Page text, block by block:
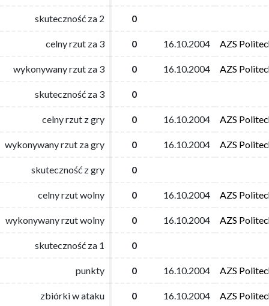
skuteczność za 2 0
celny rzut za 3 0 16.10.2004 AZS
wykonywany rzut za 3 0 16.10.2004 AZS
skuteczność za 3 0
celny rzut z gry 0 16.10.2004 AZS
wykonywany rzut za gry 0 16.10.2004 AZS
skuteczność z gry 0
celny rzut wolny 0 16.10.2004 AZS
wykonywany rzut wolny 0 16.10.2004 AZS
skuteczność za 1 0
punkty 0 16.10.2004 AZS
zbiórki w ataku 0 16.10.2004 AZS
skuteczność za 2 0
celny rzut za 3 0 16.10.2004 AZS
wykonywany rzut za 3 0 16.10.2004 AZS
skuteczność za 3 0
celny rzut z gry 0 16.10.2004 AZS
wykonywany rzut za gry 0 16.10.2004 AZS
skuteczność z gry 0
celny rzut wolny 0 16.10.2004 AZS
wykonywany rzut wolny 0 16.10.2004 AZS
skuteczność za 1 0
punkty 0 16.10.2004 AZS
zbiórki w ataku 0 16.10.2004 AZS